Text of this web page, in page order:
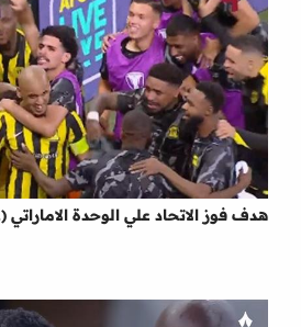
هدف فوز الاتحاد علي الوحدة الاماراتي (1-0) دوري ابطال اسيا